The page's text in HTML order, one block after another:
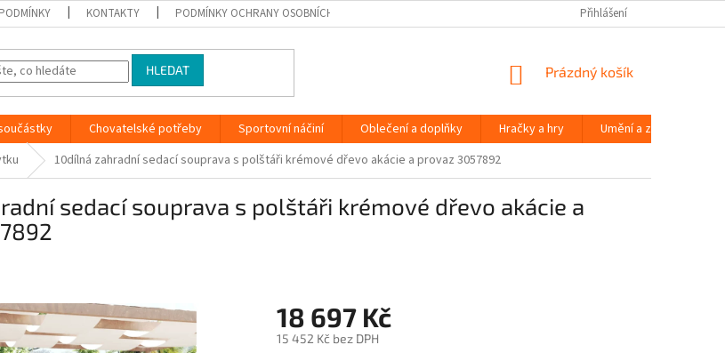
KONTAKTY PODMÍNKY OCHRANY OSOBNÍCH ÚDAJŮ Přihlášení
HLEDAT
NÁKUPNÍ
Prázdný košík
Chovatelské potřeby Sportovní náčiní Oblečení a doplňky Hračky a hry Umění a zábava
10dílná zahradní sedací souprava s polštáři krémové dřevo akácie a provaz 3057892
sedací souprava s polštáři krémové dřevo akácie a
18 697 Kč
15 452 Kč bez DPH